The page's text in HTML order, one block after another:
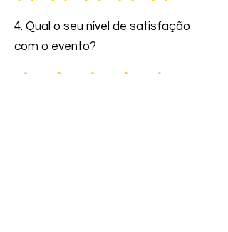
4. Qual o seu nível de satisfação
com o evento?